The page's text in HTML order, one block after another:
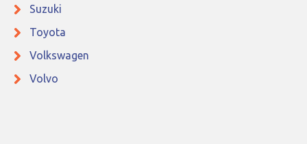
Suzuki
Toyota
Volkswagen
Volvo